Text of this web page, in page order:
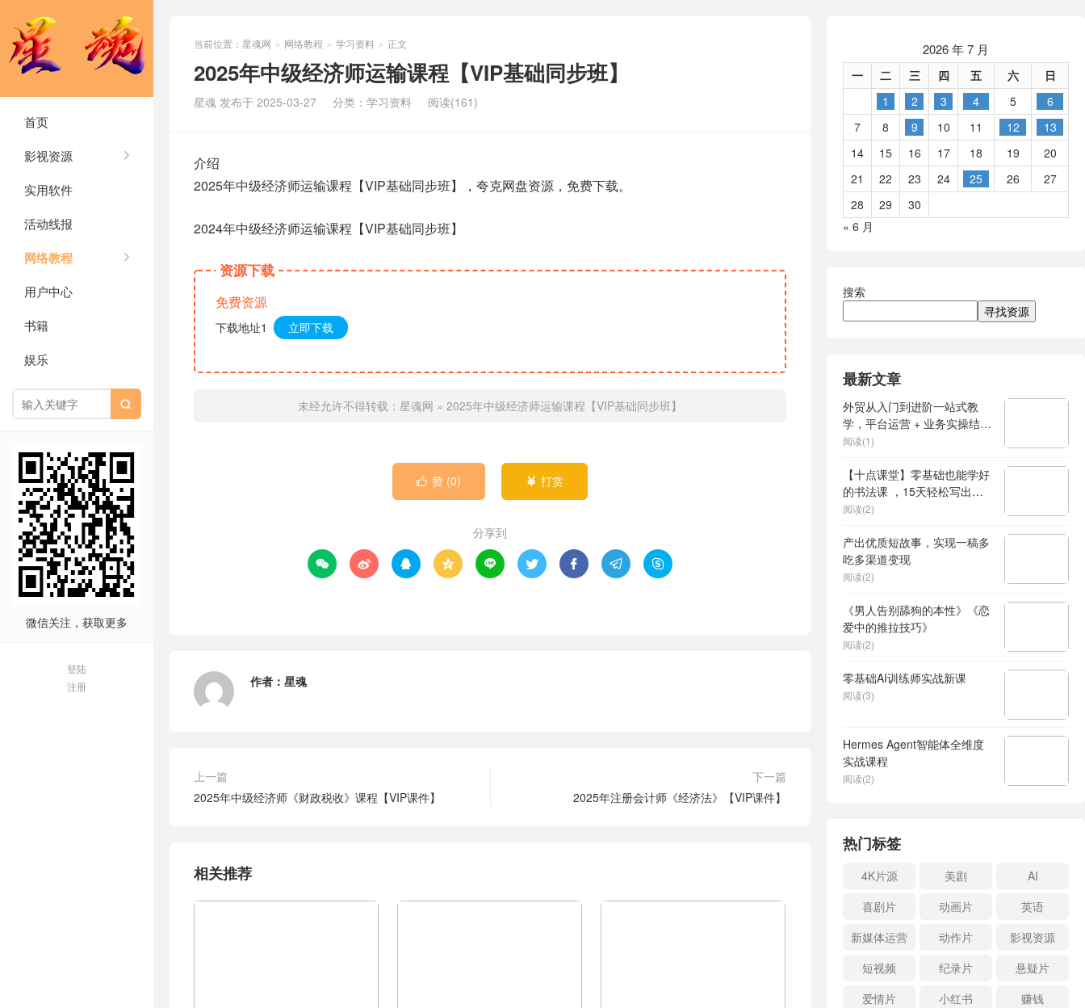
首页
影视资源
实用软件
活动线报
网络教程
用户中心
书籍
娱乐

微信关注，获取更多
登陆
注册
当前位置： 星魂网 > 网络教程 > 学习资料 > 正文
2025年中级经济师运输课程【VIP基础同步班】
星魂 发布于 2025-03-27 分类： 学习资料 阅读(161)
介绍
2025年中级经济师运输课程【VIP基础同步班】，夸克网盘资源，免费下载。
2024年中级经济师运输课程【VIP基础同步班】
资源下载
免费资源
下载地址1 立即下载
未经允许不得转载： 星魂网 » 2025年中级经济师运输课程【VIP基础同步班】
 赞 (0)  打赏
分享到
        
作者： 星魂
上一篇
2025年中级经济师《财政税收》课程【VIP课件】
下一篇
2025年注册会计师《经济法》【VIP课件】
相关推荐
2026 年 7 月
一 二 三 四 五 六
日
1
2 3 4 5
6
7
8 9 10 11 12
13
14
15 16 17 18 19
20
21
22 23 24 25 26
27
28
29
30
« 6 月
搜索
寻找资源
最新文章
外贸从入门到进阶一站式教
学，平台运营 + 业务实操结
合，实现业绩稳步增长
阅读(1)
【十点课堂】零基础也能学好
的书法课 ，15天轻松写出漂
亮人生
阅读(2)
产出优质短故事，实现一稿多
吃多渠道变现
阅读(2)
《男人告别舔狗的本性》《恋
爱中的推拉技巧》
阅读(2)
零基础AI训练师实战新课
阅读(3)
Hermes Agent智能体全维度
实战课程
阅读(2)
热门标签
4K片源 美剧
AI
喜剧片
动画片
英语
新媒体运营
动作片
影视资源
短视频
纪录片
悬疑片
爱情片
小红书
赚钱